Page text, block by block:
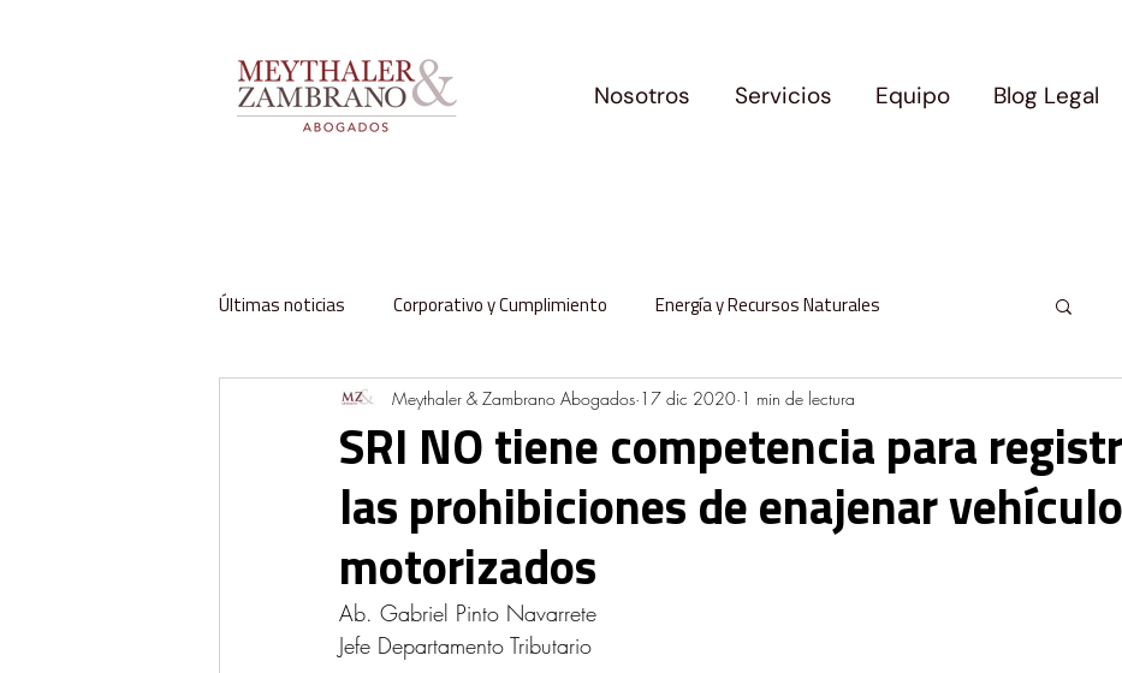
Nosotros Servicios Equipo Blog Legal
Últimas noticias Corporativo y Cumplimiento Energía y Recursos Naturales
Impuestos y Aduanas Laboral Protección de Datos Personales
Regulación y Sector Público Familia y Movilidad Logros y Precedentes
Ponencias y Análisis Propiedad Intelectual y Mercado
SRI NO tiene competencia para
las prohibiciones de enajenar
motorizados
Meythaler & Zambrano Abogados 17 dic 2020 1 min de lectura
Ab. Gabriel Pinto Navarrete
Jefe Departamento Tributario